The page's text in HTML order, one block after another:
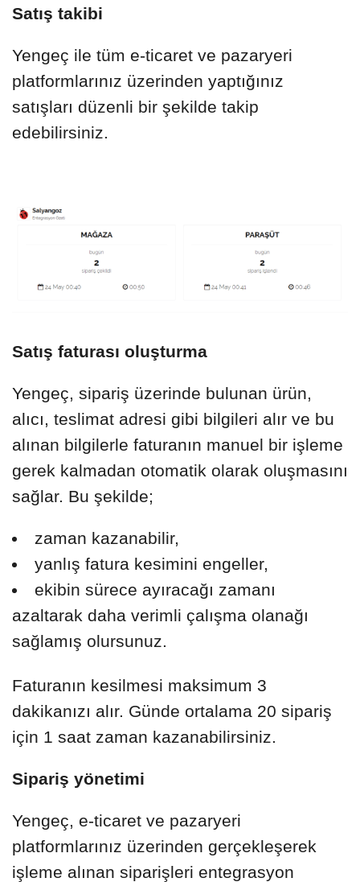
Satış takibi
Yengeç ile tüm e-ticaret ve pazaryeri
platformlarınız üzerinden yaptığınız
satışları düzenli bir şekilde takip
edebilirsiniz.
Satış faturası oluşturma
Yengeç, sipariş üzerinde bulunan ürün,
alıcı, teslimat adresi gibi bilgileri alır ve bu
alınan bilgilerle faturanın manuel bir işleme
gerek kalmadan otomatik olarak oluşmasını
sağlar. Bu şekilde;
zaman kazanabilir,
yanlış fatura kesimini engeller,
ekibin sürece ayıracağı zamanı
azaltarak daha verimli çalışma olanağı
sağlamış olursunuz.
Faturanın kesilmesi maksimum 3
dakikanızı alır. Günde ortalama 20 sipariş
için 1 saat zaman kazanabilirsiniz.
Sipariş yönetimi
Yengeç, e-ticaret ve pazaryeri
platformlarınız üzerinden gerçekleşerek
işleme alınan siparişleri entegrasyon